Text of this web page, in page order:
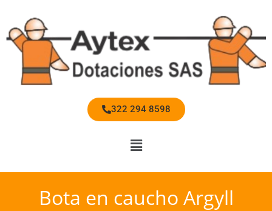
322 294 8598
Bota en caucho Argyll